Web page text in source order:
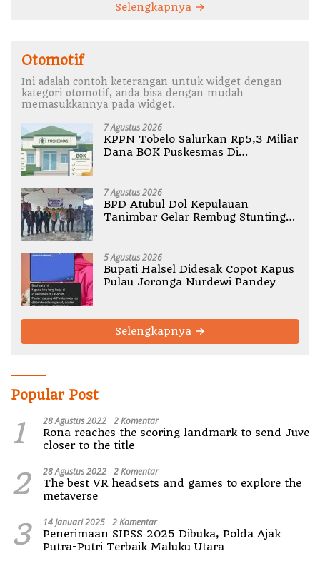
Selengkapnya
Otomotif
Ini adalah contoh keterangan untuk widget dengan
kategori otomotif, anda bisa dengan mudah
memasukkannya pada widget.
7 Agustus 2026
KPPN Tobelo Salurkan Rp5,3 Miliar
Dana BOK Puskesmas Di
7 Agustus 2026
BPD Atubul Dol Kepulauan
Tanimbar Gelar Rembug Stunting
5 Agustus 2026
Bupati Halsel Didesak Copot Kapus
Pulau Joronga Nurdewi Pandey
Selengkapnya
Popular Post
1 28 Agustus 2022 2 Komentar
Rona reaches the scoring landmark to send Juve
closer to the title
2 28 Agustus 2022 2 Komentar
The best VR headsets and games to explore the
metaverse
3 14 Januari 2025 2 Komentar
Penerimaan SIPSS 2025 Dibuka, Polda Ajak
Putra-Putri Terbaik Maluku Utara